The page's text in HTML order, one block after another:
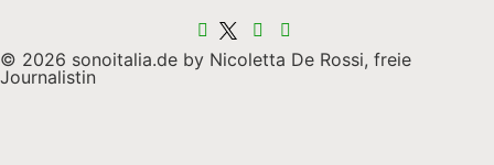
© 2026 sonoitalia.de by Nicoletta De Rossi, freie
Journalistin